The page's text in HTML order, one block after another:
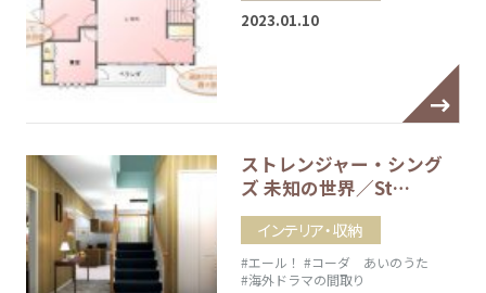
2023.01.10
ストレンジャー・シング
ズ 未知の世界／St…
インテリア・収納
#エール！ #コーダ あいのうた
#海外ドラマの間取り